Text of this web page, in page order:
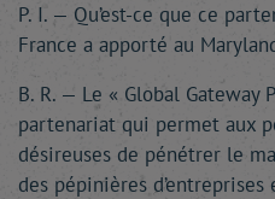
P. I. — Qu’est-ce que ce
France a apporté au
B. R. — Le « Global Gateway
partenariat qui permet aux
désireuses de pénétrer le
des pépinières